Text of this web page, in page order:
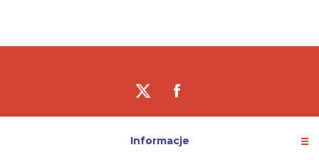
Informacje